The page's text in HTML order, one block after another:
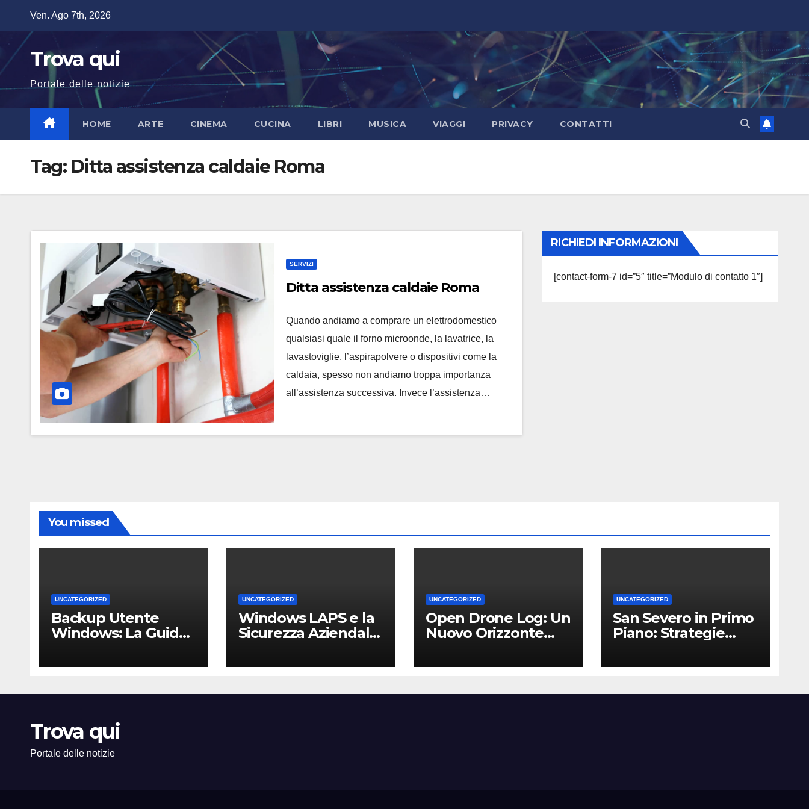
contenuto
Ven. Ago 7th, 2026
Trova qui
Portale delle notizie
HOME ARTE CINEMA CUCINA LIBRI MUSICA VIAGGI PRIVACY CONTATTI
Tag: Ditta assistenza caldaie Roma
SERVIZI
Ditta assistenza caldaie Roma
Quando andiamo a comprare un elettrodomestico
qualsiasi quale il forno microonde, la lavatrice, la
lavastoviglie, l’aspirapolvere o dispositivi come la
caldaia, spesso non andiamo troppa importanza
all’assistenza successiva. Invece l’assistenza…
RICHIEDI INFORMAZIONI
[contact-form-7 id=”5″ title=”Modulo di contatto 1″]
You missed
UNCATEGORIZED
Backup Utente
Windows: La Guida
Perdere i Tuoi Dati
dell’Ufficio
UNCATEGORIZED
Windows LAPS e la
Sicurezza Aziendale:
Competitivo per le
UNCATEGORIZED
Open Drone Log: Un
Nuovo Orizzonte
Professionisti
UNCATEGORIZED
San Severo in Primo
Piano: Strategie
Attività Locali nei
Trova qui
Portale delle notizie